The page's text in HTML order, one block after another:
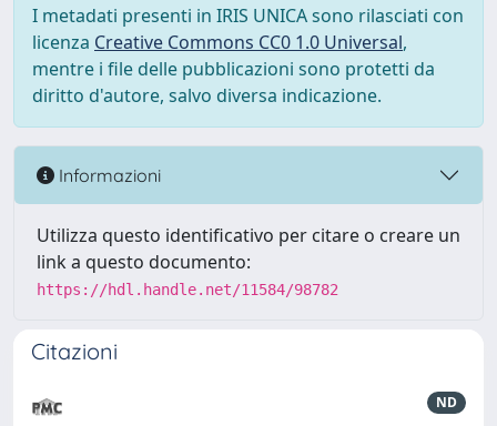
I metadati presenti in IRIS UNICA sono rilasciati con
licenza Creative Commons CC0 1.0 Universal,
mentre i file delle pubblicazioni sono protetti da
diritto d'autore, salvo diversa indicazione.
Informazioni
Utilizza questo identificativo per citare o creare un
link a questo documento:
https://hdl.handle.net/11584/98782
Citazioni
ND